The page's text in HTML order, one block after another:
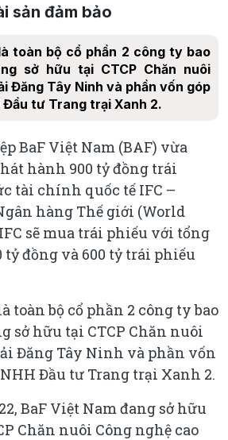
sản đảm bảo
toàn bộ cổ phần 2 công ty bao
sở hữu tại CTCP Chăn nuôi
Đăng Tây Ninh và phần vốn góp
tư Trang trại Xanh 2.
BaF Việt Nam (BAF) vừa
hành 900 tỷ đồng trái
tài chính quốc tế IFC –
hàng Thế giới (World
sẽ mua trái phiếu với tổng
tỷ đồng và 600 tỷ trái phiếu
toàn bộ cổ phần 2 công ty bao
sở hữu tại CTCP Chăn nuôi
Đăng Tây Ninh và phần vốn
Đầu tư Trang trại Xanh 2.
BaF Việt Nam đang sở hữu
Chăn nuôi Công nghệ cao